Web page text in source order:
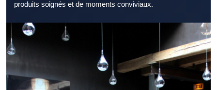
produits soignés et de moments conviviaux.
Trouver un Restaurant Val de Marne de qualité devient plus
simple avec les bonnes informations. Un Restaurant Val de
Marne attire autant les familles que les professionnels en
déplacement. Le soin apporté au cadre dans un Restaurant Val
de Marne renforce l’envie de revenir. La variété proposée par un
Restaurant Val de Marne constitue un véritable atout. La qualité
des produits fait partie des fondamentaux d’un Restaurant Val de